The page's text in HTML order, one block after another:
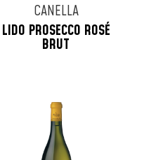
CANELLA
LIDO PROSECCO ROSÉ
BRUT